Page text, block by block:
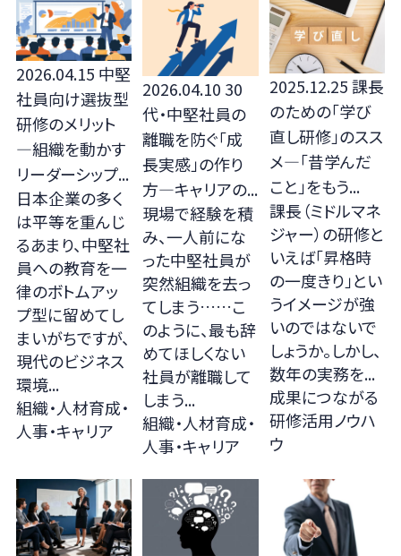
2026.04.15 中堅
社員向け選抜型
研修のメリット
—組織を動かす
リーダーシップ...
日本企業の多く
は平等を重んじ
るあまり、中堅社
員への教育を一
律のボトムアッ
プ型に留めてし
まいがちですが、
現代のビジネス
環境...
組織・人材育成・
人事・キャリア
2026.04.10 30
代・中堅社員の
離職を防ぐ「成
長実感」の作り
方—キャリアの...
現場で経験を積
み、一人前にな
った中堅社員が
突然組織を去っ
てしまう……こ
のように、最も辞
めてほしくない
社員が離職して
しまう...
組織・人材育成・
人事・キャリア
2025.12.25課長
のための「学び
直し研修」のスス
メ―「昔学んだ
こと」をもう...
課長（ミドルマネ
ジャー）の研修と
いえば「昇格時
の一度きり」とい
うイメージが強
いのではないで
しょうか。しかし、
数年の実務を...
成果につながる
研修活用ノウハ
ウ